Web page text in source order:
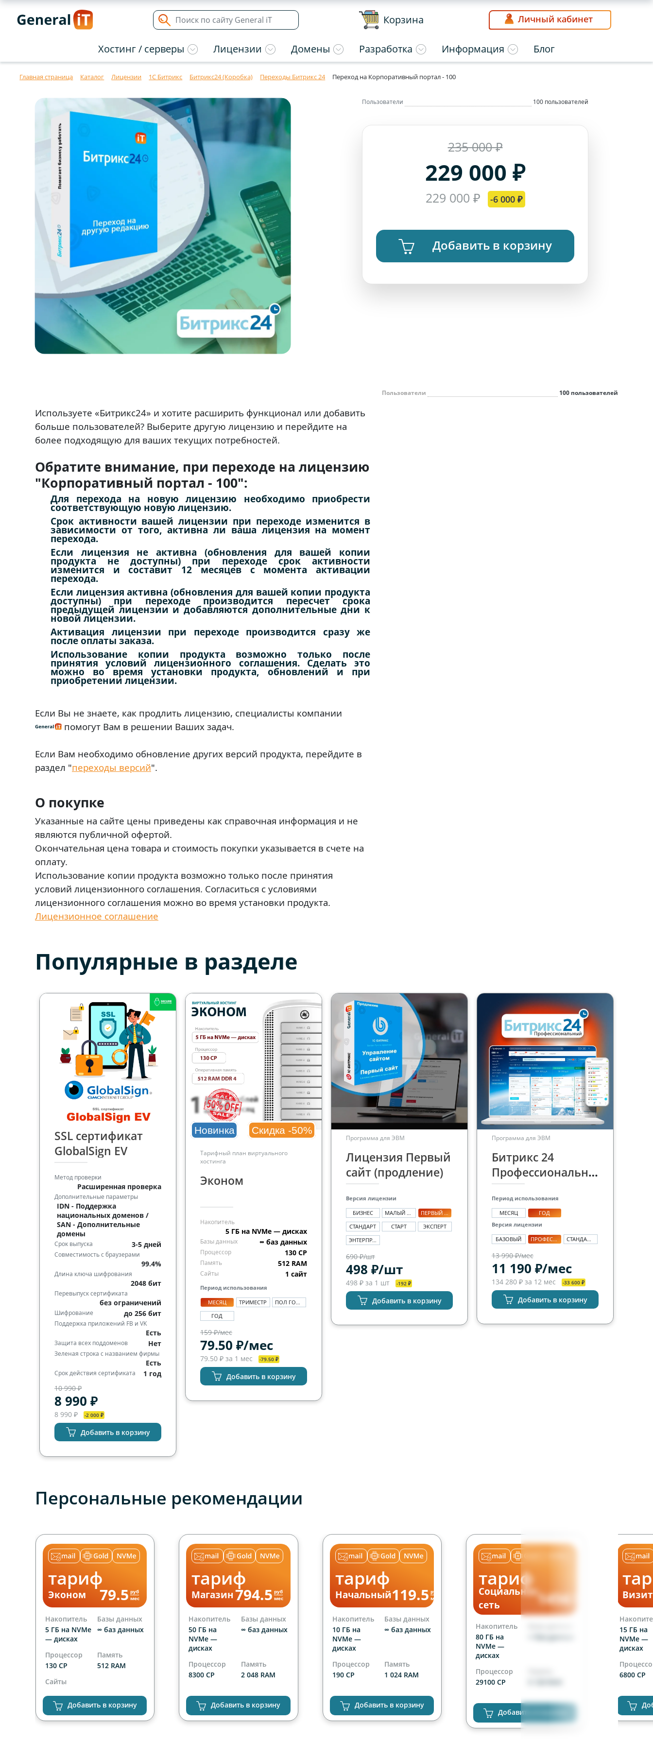
Корзина Личный кабинет
Хостинг / серверы Лицензии Домены Разработка Информация Блог
Главная страница Каталог Лицензии 1С Битрикс Битрикс24 (Коробка) Переходы Битрикс 24 Переход на Корпоративный портал - 100
Пользователи 100 пользователей
235 000 ₽
229 000 ₽
229 000 ₽ -6 000 ₽
Добавить в корзину
Используете «Битрикс24» и хотите расширить функционал или добавить
больше пользователей? Выберите другую лицензию и перейдите на
более подходящую для ваших текущих потребностей.
Обратите внимание, при переходе на лицензию
"Корпоративный портал - 100":
Для перехода на новую лицензию необходимо приобрести
соответствующую новую лицензию.
Срок активности вашей лицензии при переходе изменится в
зависимости от того, активна ли ваша лицензия на момент
перехода.
Если лицензия не активна (обновления для вашей копии
продукта не доступны) при переходе срок активности
изменится и составит 12 месяцев с момента активации
перехода.
Если лицензия активна (обновления для вашей копии продукта
доступны) при переходе производится пересчет срока
предыдущей лицензии и добавляются дополнительные дни к
новой лицензии.
Активация лицензии при переходе производится сразу же
после оплаты заказа.
Использование копии продукта возможно только после
принятия условий лицензионного соглашения. Сделать это
можно во время установки продукта, обновлений и при
приобретении лицензии.
Если Вы не знаете, как продлить лицензию, специалисты компании
помогут Вам в решении Ваших задач.
Если Вам необходимо обновление других версий продукта, перейдите в
раздел "переходы версий".
О покупке
Указанные на сайте цены приведены как справочная информация и не
являются публичной офертой.
Окончательная цена товара и стоимость покупки указывается в счете на
оплату.
Использование копии продукта возможно только после принятия
условий лицензионного соглашения. Согласиться с условиями
лицензионного соглашения можно во время установки продукта.
Лицензионное соглашение
Пользователи 100 пользователей
Популярные в разделе
SSL сертификат
GlobalSign EV
Метод проверки
Расширенная проверка
Дополнительные параметры
IDN - Поддержка
национальных доменов /
SAN - Дополнительные
домены
Срок выпуска 3-5 дней
Совместимость с браузерами
99.4%
Длина ключа шифрования
2048 бит
Перевыпуск сертификата
без ограничений
Шифрование до 256 бит
Поддержка приложений FB и VK
Есть
Защита всех поддоменов Нет
Зеленая строка с названием фирмы
Есть
Срок действия сертификата
1 год
10 990 ₽
8 990 ₽
8 990 ₽ -2 000 ₽
Добавить в корзину
Новинка Скидка -50%
Тарифный план виртуального
хостинга
Эконом
Накопитель
5 ГБ на NVMe — дисках
Базы данных ∞ баз данных
Процессор 130 CP
Память 512 RAM
Сайты 1 сайт
Период использования
МЕСЯЦ
ТРИМЕСТР
ПОЛ ГОДА
ГОД
159 ₽/мес
79.50 ₽/мес
79.50 ₽ за 1 мес -79.50 ₽
Добавить в корзину
Программа для ЭВМ
Лицензия Первый
сайт (продление)
Версия лицензии
БИЗНЕС
МАЛЫЙ БИЗНЕС
ПЕРВЫЙ САЙТ
СТАНДАРТ
СТАРТ
ЭКСПЕРТ
ЭНТЕРПРАЙЗ
690 ₽/шт
498 ₽/шт
498 ₽ за 1 шт -192 ₽
Добавить в корзину
Программа для ЭВМ
Битрикс 24
Профессиональный
Период использования
МЕСЯЦ
ГОД
Версия лицензии
БАЗОВЫЙ
ПРОФЕССИОНАЛЬНЫЙ СТАНДАРТНЫЙ
13 990 ₽/мес
11 190 ₽/мес
134 280 ₽ за 12 мес -33 600 ₽
Добавить в корзину
Персональные рекомендации
тариф
Эконом 79.5 руб
мес
Накопитель
5 ГБ на NVMe
— дисках
Базы данных
∞ баз данных
Процессор
130 CP
Память
512 RAM
Сайты
Добавить в корзину
тариф
Магазин794.5 руб
мес
Накопитель
50 ГБ на
NVMe —
дисках
Базы данных
∞ баз данных
Процессор
8300 CP
Память
2 048 RAM
неограниченно
Добавить в корзину
тариф
Начальный119.5 руб
мес
Накопитель
10 ГБ на
NVMe —
дисках
Базы данных
∞ баз данных
Процессор
190 CP
Память
1 024 RAM
1 сайт Добавить в корзину
тариф
Социальная
сеть
1456
Накопитель
80 ГБ на
NVMe —
дисках
Процессор
29100 CP
неограниченно
Добавить в корзину
15 ГБ на
NVMe —
дисках
6800 CP